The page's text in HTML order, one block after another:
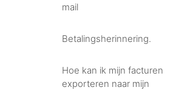
mail
Betalingsherinnering.
Hoe kan ik mijn facturen
exporteren naar mijn